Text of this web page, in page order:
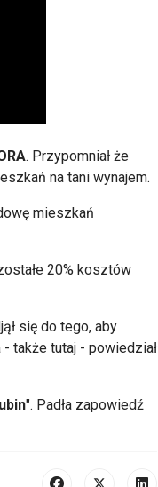
. Przypomniał że
na tani wynajem.
mieszkań
20% kosztów
się do tego, aby
także tutaj - powiedział
". Padła zapowiedź